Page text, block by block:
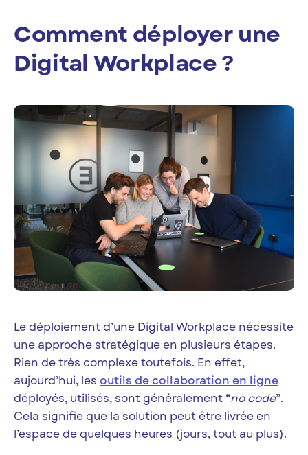
Comment déployer une
Digital Workplace ?
Le déploiement d’une Digital Workplace nécessite
une approche stratégique en plusieurs étapes.
Rien de très complexe toutefois. En effet,
aujourd’hui, les outils de collaboration en ligne
déployés, utilisés, sont généralement “no code”.
Cela signifie que la solution peut être livrée en
l’espace de quelques heures (jours, tout au plus).